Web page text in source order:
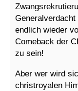
endlich wieder
Comeback der
zu sein!
Aber wer wird
christroyalen